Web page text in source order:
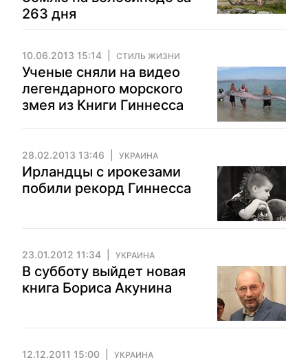
263 дня
10.06.2013 15:14 СТИЛЬ ЖИЗНИ
Ученые сняли на видео
легендарного морского
змея из Книги Гиннесса
28.02.2013 13:46 УКРАИНА
Ирландцы с ирокезами
побили рекорд Гиннесса
23.01.2012 11:34 УКРАИНА
В субботу выйдет новая
книга Бориса Акунина
12.12.2011 15:00 УКРАИНА